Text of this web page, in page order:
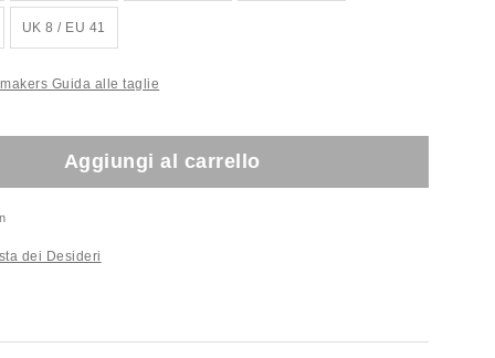
UK 8 / EU 41
Guida alle taglie
Aggiungi al carrello
dei Desideri